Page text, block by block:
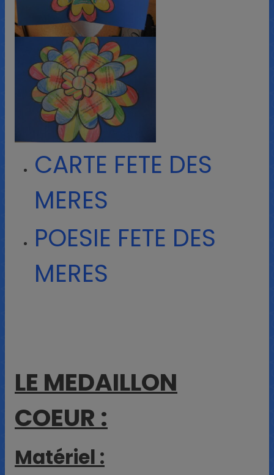
CARTE FETE DES
MERES
POESIE FETE DES
MERES
LE MEDAILLON
COEUR :
Matériel :